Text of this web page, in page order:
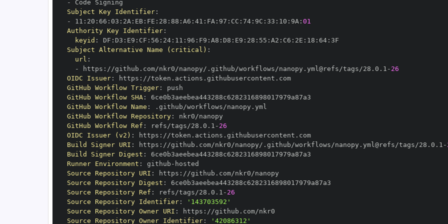
-
Subject Key Identifier:
-
11 : 20 : 66 : 03 : 2A : EB: FE : 28 : 88 : A6 : 41 : FA : 97 : CC : 74: 9C : 33 : 10 : 9A : 01
Authority Key Identifier:
keyid : DF : D3 : E9 : CF : 56 : 24: 11 : 96 : F9 : A8 : D8 : E9 : 28 : 55 : A2 : C6 : 2E : 18 : 64:
Subject Alternative Name (critical) :
url :
-
https : //github.com/nkr0/nanopy/.github/workflows/nanopy.yml@refs/tags/28.0.1 - 26
OIDC Issuer: https :
//token.actions.githubusercontent.com
GitHub Workflow Trigger:
GitHub Workflow SHA:
GitHub Workflow Name :
GitHub Workflow Repository:
GitHub Workflow Ref : refs/tags/28.0.1 - 26
OIDC Issuer (v2) : https :
//token.actions.githubusercontent.com
Build Signer URI : https : //github.com/nkr0/nanopy/.github/workflows/nanopy.yml@refs/tags/28.0.1 -
Build Signer Digest :
Runner Environment : github -
Source Repository URI : https :
Source Repository Digest :
Source Repository Ref : refs/tags/28.0.1 - 26
Source Repository Identifier:
'143703592'
Source Repository Owner URI : https :
Source Repository Owner Identifier: '42086312'